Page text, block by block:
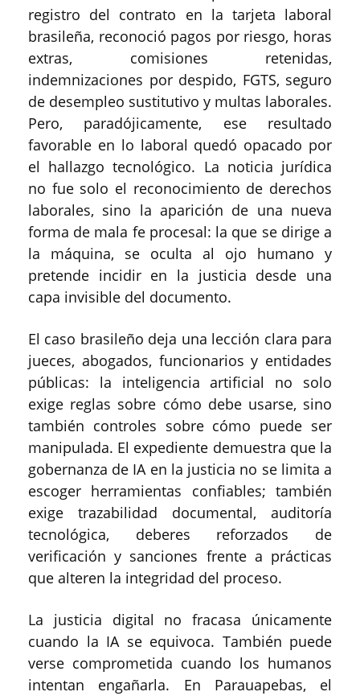
registro del contrato en la tarjeta laboral
brasileña, reconoció pagos por riesgo, horas
extras, comisiones retenidas,
indemnizaciones por despido, FGTS, seguro
de desempleo sustitutivo y multas laborales.
Pero, paradójicamente, ese resultado
favorable en lo laboral quedó opacado por
el hallazgo tecnológico. La noticia jurídica
no fue solo el reconocimiento de derechos
laborales, sino la aparición de una nueva
forma de mala fe procesal: la que se dirige a
la máquina, se oculta al ojo humano y
pretende incidir en la justicia desde una
capa invisible del documento.
El caso brasileño deja una lección clara para
jueces, abogados, funcionarios y entidades
públicas: la inteligencia artificial no solo
exige reglas sobre cómo debe usarse, sino
también controles sobre cómo puede ser
manipulada. El expediente demuestra que la
gobernanza de IA en la justicia no se limita a
escoger herramientas confiables; también
exige trazabilidad documental, auditoría
tecnológica, deberes reforzados de
verificación y sanciones frente a prácticas
que alteren la integridad del proceso.
La justicia digital no fracasa únicamente
cuando la IA se equivoca. También puede
verse comprometida cuando los humanos
intentan engañarla. En Parauapebas, el